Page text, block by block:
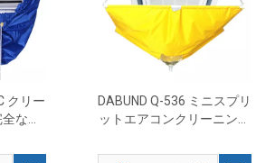
クリー
なダ
DABUND Q-536 ミニスプリ
ットエアコンクリーニング
用防水クリーニングカバー